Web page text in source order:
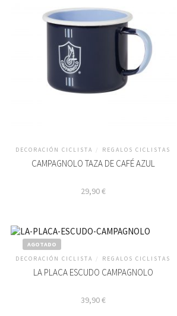
DECORACIÓN CICLISTA / REGALOS CICLISTAS
CAMPAGNOLO TAZA DE CAFÉ AZUL
29,90€
AGOTADO
DECORACIÓN CICLISTA
/ REGALOS CICLISTAS
LA PLACA ESCUDO CAMPAGNOLO
39,90€